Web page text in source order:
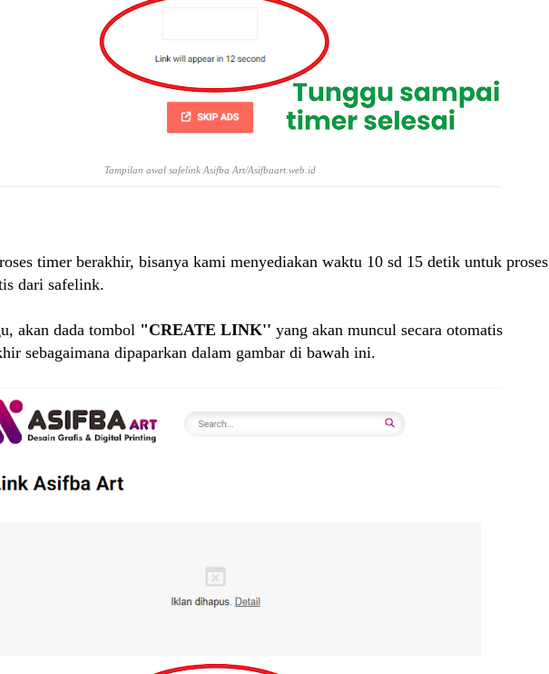
Tampilan awal safelink Asifba Art/Asifbaart.web.id
timer berakhir, bisanya kami menyediakan waktu 10 sd 15 detik untuk proses
dari safelink.
akan dada tombol "CREATE LINK'' yang akan muncul secara otomatis
sebagaimana dipaparkan dalam gambar di bawah ini.